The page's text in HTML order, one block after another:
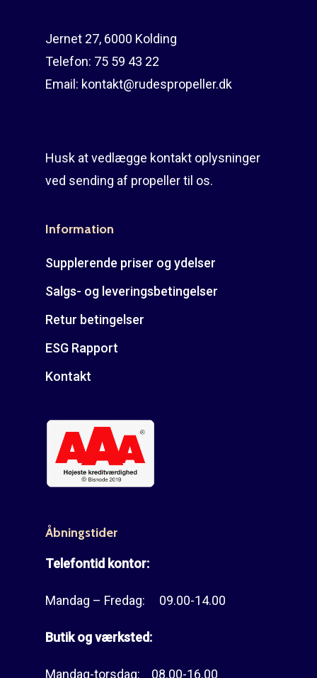
Jernet 27, 6000 Kolding
Telefon: 75 59 43 22
Email: kontakt@rudespropeller.dk
Husk at vedlægge kontakt oplysninger
ved sending af propeller til os.
Information
Supplerende priser og ydelser
Salgs- og leveringsbetingelser
Retur betingelser
ESG Rapport
Kontakt
Åbningstider
Telefontid kontor:
Mandag – Fredag: 09.00-14.00
Butik og værksted:
Mandag-torsdag: 08.00-16.00